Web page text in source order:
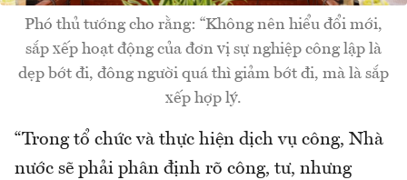
Phó thủ tướng cho rằng: “Không nên hiểu đổi mới,
sắp xếp hoạt động của đơn vị sự nghiệp công lập là
dẹp bớt đi, đông người quá thì giảm bớt đi, mà là sắp
xếp hợp lý.
“Trong tổ chức và thực hiện dịch vụ công, Nhà
nước sẽ phải phân định rõ công, tư, nhưng